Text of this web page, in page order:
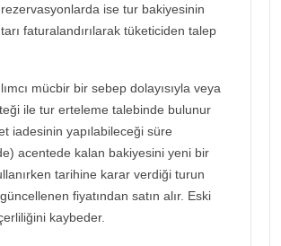
rezervasyonlarda ise tur bakiyesinin
faturalandırılarak tüketiciden talep
mücbir bir sebep dolayısıyla veya
ile tur erteleme talebinde bulunur
iadesinin yapılabileceği süre
acentede kalan bakiyesini yeni bir
tarihine karar verdiği turun
fiyatından satın alır. Eski
kaybeder.